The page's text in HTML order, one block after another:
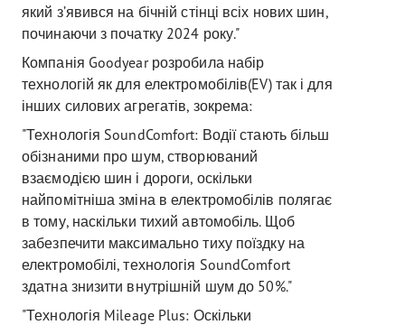
який з’явився на бічній стінці всіх нових шин,
починаючи з початку 2024 року."
Компанія Goodyear розробила набір
технологій як для електромобілів(EV) так і для
інших силових агрегатів, зокрема:
"Технологія SoundComfort: Водії стають більш
обізнаними про шум, створюваний
взаємодією шин і дороги, оскільки
найпомітніша зміна в електромобілів полягає
в тому, наскільки тихий автомобіль. Щоб
забезпечити максимально тиху поїздку на
електромобілі, технологія SoundComfort
здатна знизити внутрішній шум до 50%."
"Технологія Mileage Plus: Оскільки